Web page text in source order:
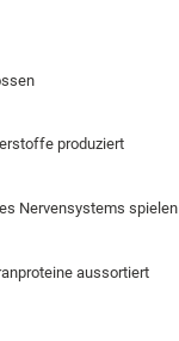
produziert
Nervensystems spielen
aussortiert